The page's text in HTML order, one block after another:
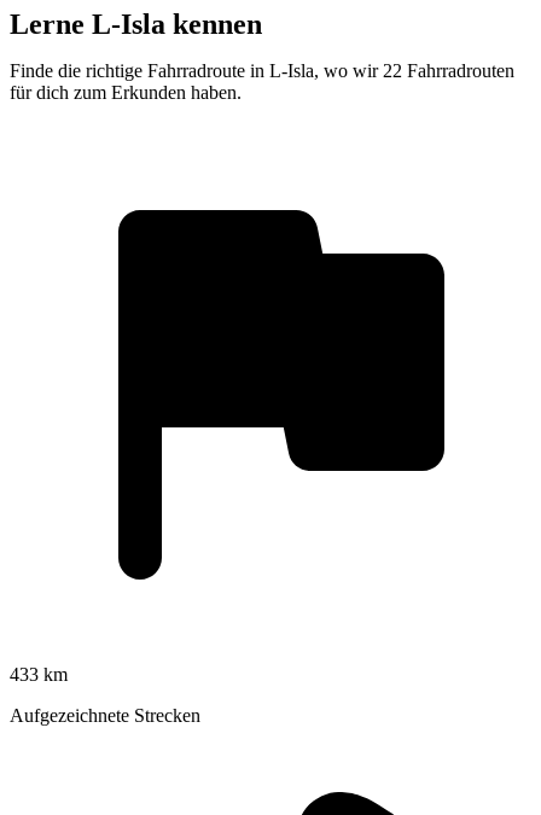
Lerne L-Isla kennen
Finde die richtige Fahrradroute in L-Isla, wo wir 22 Fahrradrouten
für dich zum Erkunden haben.
433 km
Aufgezeichnete Strecken